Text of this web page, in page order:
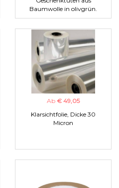
Baumwolle in olivgrün.
Ab € 49,05
Klarsichtfolie, Dicke 30
Micron